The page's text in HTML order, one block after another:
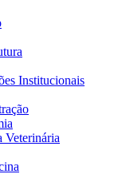
Institucionais
Veterinária